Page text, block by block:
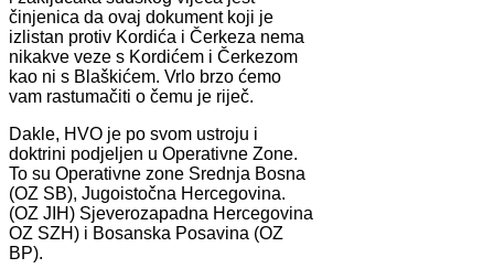
činjenica da ovaj dokument koji je
izlistan protiv Kordića i Čerkeza nema
nikakve veze s Kordićem i Čerkezom
kao ni s Blaškićem. Vrlo brzo ćemo
vam rastumačiti o čemu je riječ.
Dakle, HVO je po svom ustroju i
doktrini podjeljen u Operativne Zone.
To su Operativne zone Srednja Bosna
(OZ SB), Jugoistočna Hercegovina.
(OZ JIH) Sjeverozapadna Hercegovina
OZ SZH) i Bosanska Posavina (OZ
BP).